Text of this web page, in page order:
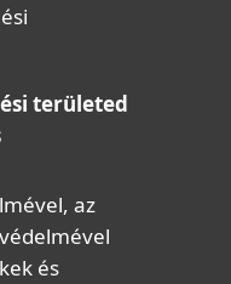
területed
az
és